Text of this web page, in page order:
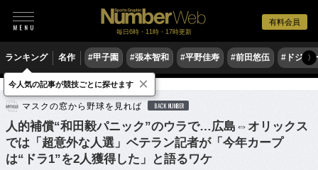
有料会員
毎日6時・11時・17時更新
ランキング 名作 #甲子園 #張本智和 #平野佳寿 #前田悠伍 #ドジャ
〉
野球 プロ野球
マスクの窓から野球を見れば BACK NUMBER
人的補償“和田毅パニック”のウラで…広島⇔オリックス
では「超意外な人選」ベテラン記者が「今年カープ
は“ドラ1”を2人獲得した」と語るワケ
今人気の記事が競技ごとに探せます ×